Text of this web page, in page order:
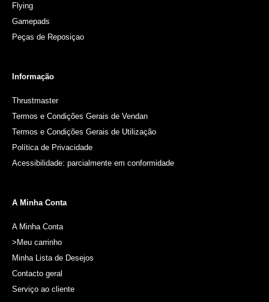
Flying
Gamepads
Peças de Reposiçao
Informação
Thrustmaster
Termos e Condições Gerais de Vendan
Termos e Condições Gerais de Utilização
Política de Privacidade
Acessibilidade: parcialmente em conformidade
A Minha Conta
A Minha Conta
>Meu carrinho
Minha Lista de Desejos
Contacto geral
Serviço ao cliente